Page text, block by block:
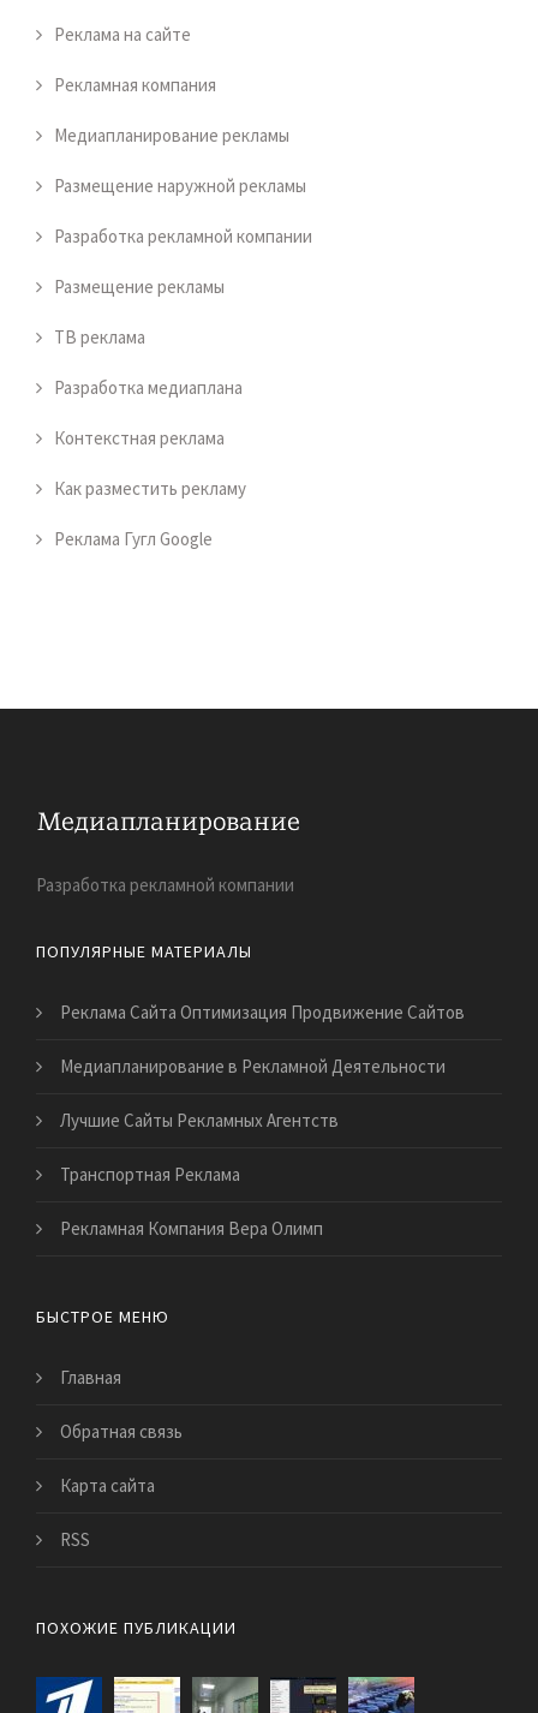
Реклама на сайте
Рекламная компания
Медиапланирование рекламы
Размещение наружной рекламы
Разработка рекламной компании
Размещение рекламы
ТВ реклама
Разработка медиаплана
Контекстная реклама
Как разместить рекламу
Реклама Гугл Google
Разработка рекламной компании
ПОПУЛЯРНЫЕ МАТЕРИАЛЫ
Реклама Сайта Оптимизация Продвижение Сайтов
Медиапланирование в Рекламной Деятельности
Лучшие Сайты Рекламных Агентств
Транспортная Реклама
Рекламная Компания Вера Олимп
БЫСТРОЕ МЕНЮ
Главная
Обратная связь
Карта сайта
RSS
ПОХОЖИЕ ПУБЛИКАЦИИ